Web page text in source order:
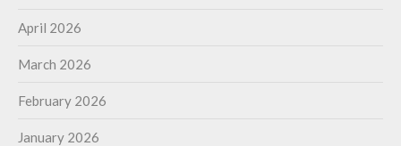
April 2026
March 2026
February 2026
January 2026